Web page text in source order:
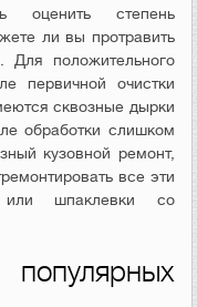
оценить степень
ли вы протравить
Для положительного
первичной очистки
сквозные дырки
обработки слишком
кузовной ремонт,
все эти
шпаклевки со